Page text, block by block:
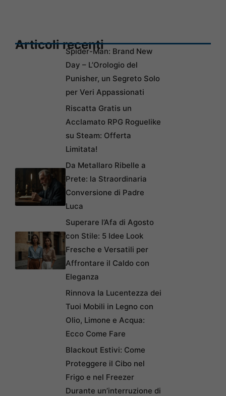
Articoli recentiSpider-Man: Brand New
Day – L’Orologio del
Punisher, un Segreto Solo
per Veri Appassionati
Riscatta Gratis un
Acclamato RPG Roguelike
su Steam: Offerta
Limitata!
Da Metallaro Ribelle a
Prete: la Straordinaria
Conversione di Padre
Luca
Superare l’Afa di Agosto
con Stile: 5 Idee Look
Fresche e Versatili per
Affrontare il Caldo con
Eleganza
Rinnova la Lucentezza dei
Tuoi Mobili in Legno con
Olio, Limone e Acqua:
Ecco Come Fare
Blackout Estivi: Come
Proteggere il Cibo nel
Frigo e nel Freezer
Durante un’interruzione di